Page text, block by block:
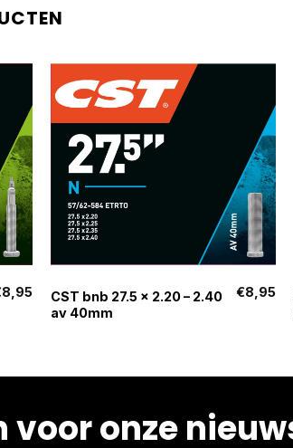
8,95
CST bnb 27.5 x 2.20 – 2.40
av 40mm
€8,95
voor onze